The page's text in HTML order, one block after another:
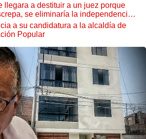
llegara a destituir a un juez porque
se eliminaría la independencia
a su candidatura a la alcaldía de
Popular